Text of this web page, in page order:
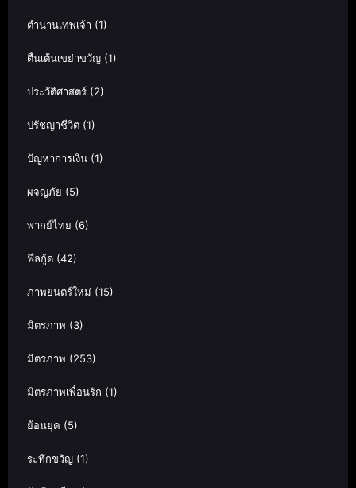
ตำนานเทพเจ้า (1)
ตื่นเต้นเขย่าขวัญ (1)
ประวัติศาสตร์ (2)
ปรัชญาชีวิต (1)
ปัญหาการเงิน (1)
ผจญภัย (5)
พากย์ไทย (6)
ฟีลกู้ด (42)
ภาพยนตร์ใหม่ (15)
มิตรภาพ (3)
มิตรภาพ (253)
มิตรภาพเพื่อนรัก (1)
ย้อนยุค (5)
ระทึกขวัญ (1)